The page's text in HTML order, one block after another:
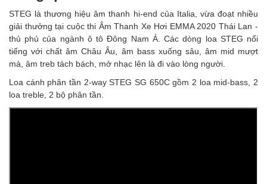
⁣STEG là thương hiệu âm thanh hi-end của Italia, vừa đoạt nhiều
giải thưởng tại cuộc thi Âm Thanh Xe Hơi EMMA 2020 Thái Lan -
thủ phủ của ngành ô tô Đông Nam Á. Các dòng loa STEG nổi
tiếng với chất âm Châu Âu, âm bass xuống sâu, âm mid mượt
mà, âm treb tách bách, mở nhạc lên là đi vào lòng người.
Loa cánh phân tần 2-way STEG SG 650C gồm 2 loa mid-bass, 2
loa treble, 2 bộ phân tần.